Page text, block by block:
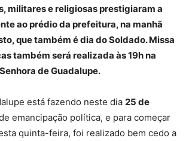
militares e religiosas prestigiaram a
ao prédio da prefeitura, na manhã
que também é dia do Soldado. Missa
também será realizada às 19h na
de Guadalupe.
está fazendo neste dia 25 de
emancipação política, e para começar
quinta-feira, foi realizado bem cedo a